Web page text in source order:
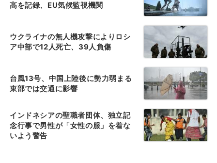
高を記録、EU気候監視機関
ウクライナの無人機攻撃によりロシ
ア中部で12人死亡、39人負傷
台風13号、中国上陸後に勢力弱まる
東部では交通に影響
インドネシアの聖職者団体、独立記
念行事で男性が「女性の服」を着な
いよう警告